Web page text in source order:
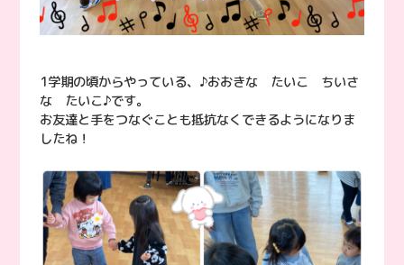
1学期の頃からやっている、♪おおきな たいこ ちいさ
な たいこ♪です。
お友達と手をつなぐことも抵抗なくできるようになりま
したね！